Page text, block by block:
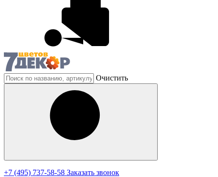
Очистить
+7 (495) 737-58-58 Заказать звонок